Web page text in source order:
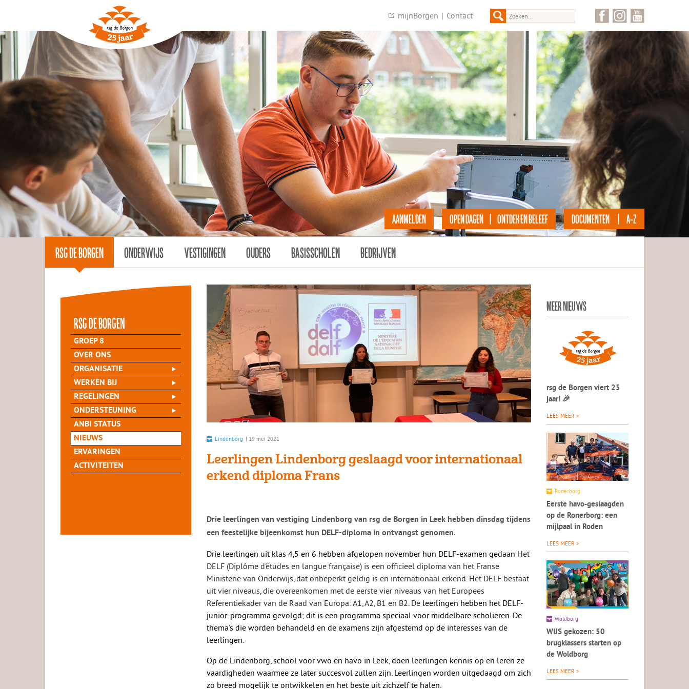
mijnBorgen | Contact
DOCUMENTEN | A-Z
OPEN DAGEN | ONTDEK EN BELEEF
AANMELDEN
RSG DE BORGEN ONDERWIJS VESTIGINGEN OUDERS BASISSCHOLEN BEDRIJVEN
rsg de Borgen
GROEP 8
OVER ONS
ORGANISATIE
WERKEN BIJ
REGELINGEN
ONDERSTEUNING
ANBI STATUS
NIEUWS
ERVARINGEN
ACTIVITEITEN
Lindenborg | 19 mei 2021
Leerlingen Lindenborg geslaagd voor internationaal
erkend diploma Frans
Drie leerlingen van vestiging Lindenborg van rsg de Borgen in Leek hebben dinsdag tijdens
een feestelijke bijeenkomst hun DELF-diploma in ontvangst genomen.
Drie leerlingen uit klas 4,5 en 6 hebben afgelopen november hun DELF-examen gedaan Het
DELF (Diplôme d'études en langue française) is een officieel diploma van het Franse
Ministerie van Onderwijs, dat onbeperkt geldig is en internationaal erkend. Het DELF bestaat
uit vier niveaus, die overeenkomen met de eerste vier niveaus van het Europees
Referentiekadervan de Raad van Europa: A1, A2, B1 en B2. Deleerlingen hebben het DELF-
junior-programma gevolgd; dit is een programma speciaal voor middelbare scholieren. De
thema's die worden behandeld en de examens zijn afgestemd op de interesses van de
leerlingen.
Op de Lindenborg, school voor vwo en havo in Leek, doen leerlingen kennis op en leren ze
vaardigheden waarmee ze later succesvol zullen zijn. Leerlingen worden uitgedaagd om zich
zo breed mogelijk te ontwikkelen en het beste uit zichzelf te halen.
MEER NIEUWS
rsg de Borgen viert 25
jaar! 🎉
LEES MEER >
Ronerborg
Eerste havo-geslaagden
op de Ronerborg: een
mijlpaal in Roden
LEES MEER >
Woldborg
WIJS gekozen: 50
brugklassers starten op
de Woldborg
LEES MEER >